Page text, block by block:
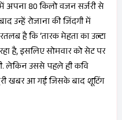
अपना 80 किलो वजन सर्जरी से
उन्हें रोजाना की जिंदगी में
है कि ‘तारक मेहता का उल्टा
है, इसलिए सोमवार को सेट पर
लेकिन उससे पहले ही कवि
खबर आ गई जिसके बाद शूटिंग